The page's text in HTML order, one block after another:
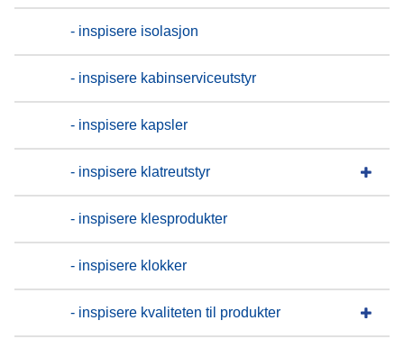
- inspisere isolasjon
- inspisere kabinserviceutstyr
- inspisere kapsler
- inspisere klatreutstyr
- inspisere klesprodukter
- inspisere klokker
- inspisere kvaliteten til produkter